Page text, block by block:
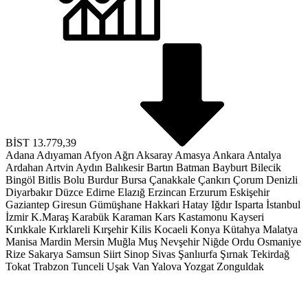
BİST 13.779,39
Adana Adıyaman Afyon Ağrı Aksaray Amasya Ankara Antalya
Ardahan Artvin Aydın Balıkesir Bartın Batman Bayburt Bilecik
Bingöl Bitlis Bolu Burdur Bursa Çanakkale Çankırı Çorum Denizli
Diyarbakır Düzce Edirne Elazığ Erzincan Erzurum Eskişehir
Gaziantep Giresun Gümüşhane Hakkari Hatay Iğdır Isparta İstanbul
İzmir K.Maraş Karabük Karaman Kars Kastamonu Kayseri
Kırıkkale Kırklareli Kırşehir Kilis Kocaeli Konya Kütahya Malatya
Manisa Mardin Mersin Muğla Muş Nevşehir Niğde Ordu Osmaniye
Rize Sakarya Samsun Siirt Sinop Sivas Şanlıurfa Şırnak Tekirdağ
Tokat Trabzon Tunceli Uşak Van Yalova Yozgat Zonguldak